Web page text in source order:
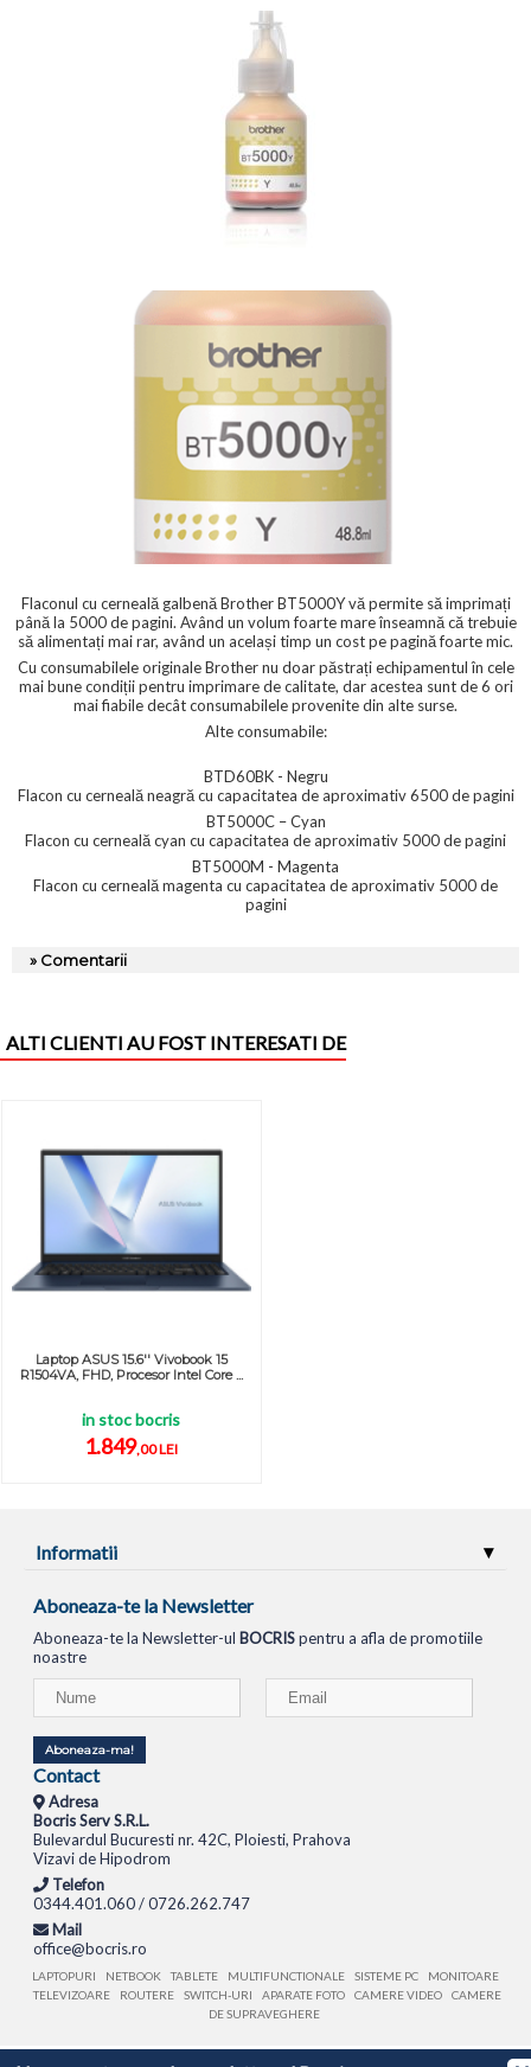
Flaconul cu cerneală galbenă Brother BT5000Y vă permite să imprimați
până la 5000 de pagini. Având un volum foarte mare înseamnă că trebuie
să alimentați mai rar, având un același timp un cost pe pagină foarte mic.
Cu consumabilele originale Brother nu doar păstrați echipamentul în cele
mai bune condiții pentru imprimare de calitate, dar acestea sunt de 6 ori
mai fiabile decât consumabilele provenite din alte surse.
Alte consumabile:
BTD60BK - Negru
Flacon cu cerneală neagră cu capacitatea de aproximativ 6500 de pagini
BT5000C – Cyan
Flacon cu cerneală cyan cu capacitatea de aproximativ 5000 de pagini
BT5000M - Magenta
Flacon cu cerneală magenta cu capacitatea de aproximativ 5000 de
pagini
» Comentarii
ALTI CLIENTI AU FOST INTERESATI DE
Laptop ASUS 15.6'' Vivobook 15
R1504VA, FHD, Procesor Intel Core ...
in stoc bocris
1.849,00 LEI
Informatii
Aboneaza-te la Newsletter
Aboneaza-te la Newsletter-ul BOCRISpentru a afla de promotiile
noastre
Aboneaza-ma!
Contact
Adresa
Bocris Serv S.R.L.
Bulevardul Bucuresti nr. 42C, Ploiesti, Prahova
Vizavi de Hipodrom
Telefon
0344.401.060 / 0726.262.747
Mail
office@bocris.ro
LAPTOPURI NETBOOK TABLETE MULTIFUNCTIONALE SISTEME PC
MONITOARE
TELEVIZOARE
ROUTERE SWITCH-URI APARATE FOTO CAMERE VIDEO
CAMERE
DE SUPRAVEGHERE